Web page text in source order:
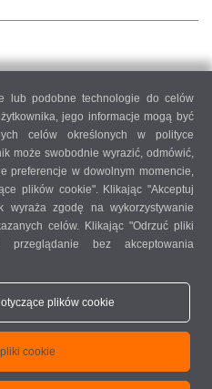
75417 Mühlacker - Niemcy - Telefon
mail@elumatec.com
20 - 75417 Mühlacker - Niemcy
lub podobne technologie do celów
jego informacje mogą być
celów określonych w polityce
może swobodnie wyrazić, odmówić,
preferencje w dowolnym momencie,
plików cookie". Klikając "Akceptuj
wyraża zgodę na wykorzystywanie
celów. Klikając "Odrzuć pliki
przeglądanie bez akceptowania
plików cookie
cookie